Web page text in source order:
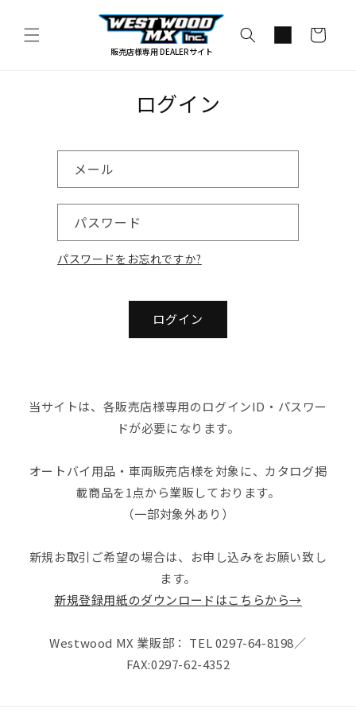
進む
販売店様専用 DEALERサイト
ー
ログイン
メール
パスワード
パスワードをお忘れですか?
ログイン
当サイトは、各販売店様専用のログインID・パスワー
ドが必要になります。
オートバイ用品・車両販売店様を対象に、カタログ掲
載商品を1点から業販しております。
（一部対象外あり）
新規お取引ご希望の場合は、お申し込みをお願い致し
ます。
新規登録用紙のダウンロードはこちらから→
Westwood MX 業販部： TEL 0297-64-8198／
FAX:0297-62-4352